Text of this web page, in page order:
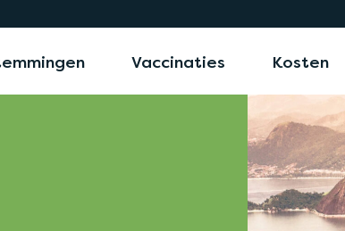
Vaccinaties Kosten